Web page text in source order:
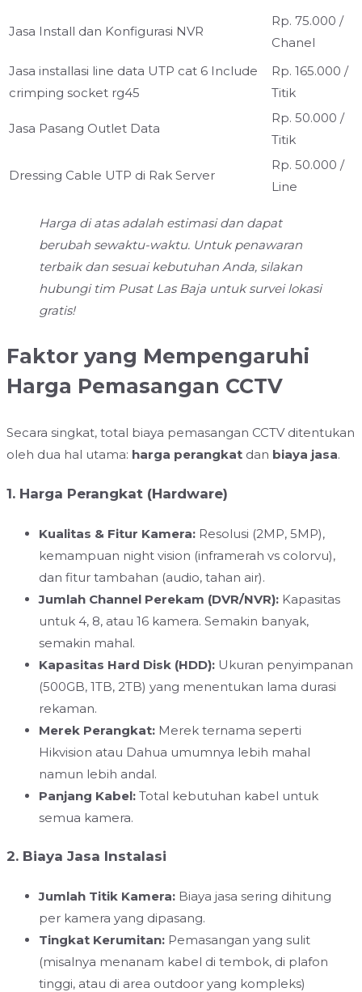
Jasa Install dan Konfigurasi NVR
Rp. 75.000 /
Chanel
Jasa installasi line data UTP cat 6 Include
crimping socket rg45
Rp. 165.000 /
Titik
⁠Jasa Pasang Outlet Data
Rp. 50.000 /
Titik
Dressing Cable UTP di Rak Server
Rp. 50.000 /
Line
Harga di atas adalah estimasi dan dapat
berubah sewaktu-waktu. Untuk penawaran
terbaik dan sesuai kebutuhan Anda, silakan
hubungi tim Pusat Las Baja untuk survei lokasi
gratis!
Faktor yang Mempengaruhi
Harga Pemasangan CCTV
Secara singkat, total biaya pemasangan CCTV ditentukan
oleh dua hal utama: harga perangkat dan biaya jasa.
1. Harga Perangkat (Hardware)
Kualitas & Fitur Kamera: Resolusi (2MP, 5MP),
kemampuan night vision (inframerah vs colorvu),
dan fitur tambahan (audio, tahan air).
Jumlah Channel Perekam (DVR/NVR): Kapasitas
untuk 4, 8, atau 16 kamera. Semakin banyak,
semakin mahal.
Kapasitas Hard Disk (HDD): Ukuran penyimpanan
(500GB, 1TB, 2TB) yang menentukan lama durasi
rekaman.
Merek Perangkat: Merek ternama seperti
Hikvision atau Dahua umumnya lebih mahal
namun lebih andal.
Panjang Kabel: Total kebutuhan kabel untuk
semua kamera.
2. Biaya Jasa Instalasi
Jumlah Titik Kamera: Biaya jasa sering dihitung
per kamera yang dipasang.
Tingkat Kerumitan: Pemasangan yang sulit
(misalnya menanam kabel di tembok, di plafon
tinggi, atau di area outdoor yang kompleks)